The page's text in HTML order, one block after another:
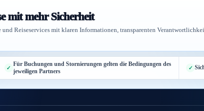
mit mehr Sicherheit
und Reiseservices mit klaren Informationen, transparenten
Für Buchungen und Stornierungen gelten die Bedingungen des
jeweiligen Partners